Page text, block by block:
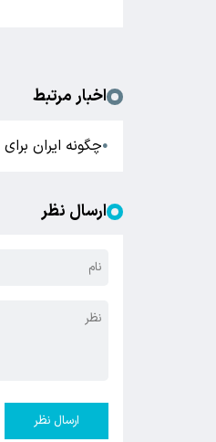
اخبار مرتبط
●چگونه ایران
ارسال نظر
ارسال نظر